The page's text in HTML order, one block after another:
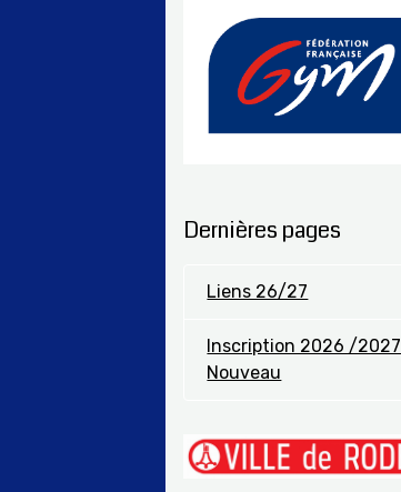
Dernières pages
Liens 26/27
Inscription 2026 /2027
Nouveau